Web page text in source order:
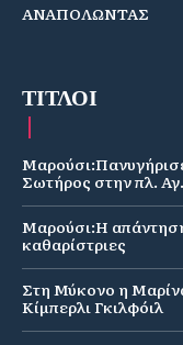
ΑΝΑΠΟΛΩΝΤΑΣ
ΤΙΤΛΟΙ
Σωτήρος στην πλ.
Μαρούσι:Η απάντηση
καθαρίστριες
Στη Μύκονο η
Κίμπερλι Γκιλφόιλ